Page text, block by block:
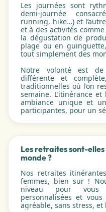
Les journées sont
demi-journée
running, hike…) et
et à des activités
la dégustation de
plage ou en
tout simplement des
Notre volonté est de
différente et
traditionnelles où l’on
semaine. L’itinérance
ambiance unique et
participantes, pour un
Les retraites sont-
monde ?
Nos retraites
femmes, bien sur !
niveau pour vous
personnalisées et
agréable, sans stress,